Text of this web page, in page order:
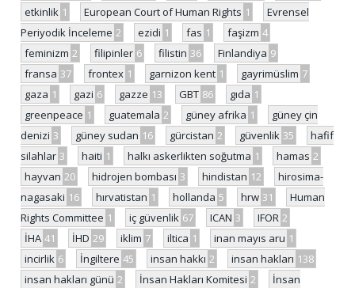
etkinlik 1 European Court of Human Rights 1
Evrensel
Periyodik İnceleme 2 ezidi 1 fas 1 faşizm 4
feminizm 2 filipinler 6 filistin 36 Finlandiya 9
fransa 37 frontex 1 garnizon kent 1 gayrimüslim 7
gaza 1 gazi 6 gazze 13 GBT 86 gıda 1
greenpeace 1 guatemala 2 güney afrika 1
güney çin
denizi 3 güney sudan 16 gürcistan 2 güvenlik 35
hafif
silahlar 3 haiti 1 halkı askerlikten soğutma 1 hamas 2
hayvan 20 hidrojen bombası 3 hindistan 12
hirosima-
nagasaki 16 hırvatistan 1 hollanda 5 hrw 31
Human
Rights Committee 1 iç güvenlik 67 ICAN 3 IFOR 2
İHA 41 İHD 29 iklim 7 iltica 1 inan mayıs aru 1
incirlik 6 İngiltere 45 insan hakkı 2 insan hakları 138
insan hakları günü 2 İnsan Hakları Komitesi 2
İnsan